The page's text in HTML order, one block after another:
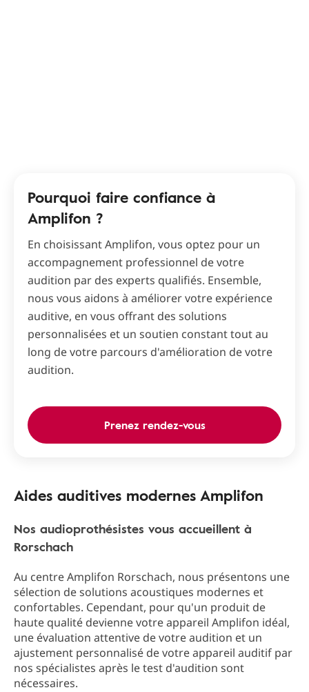
Pourquoi faire confiance à
Amplifon ?
En choisissant Amplifon, vous optez pour un
accompagnement professionnel de votre
audition par des experts qualifiés. Ensemble,
nous vous aidons à améliorer votre expérience
auditive, en vous offrant des solutions
personnalisées et un soutien constant tout au
long de votre parcours d'amélioration de votre
audition.
Prenez rendez-vous
Aides auditives modernes Amplifon
Nos audioprothésistes vous accueillent à
Rorschach
Au centre Amplifon Rorschach, nous présentons une
sélection de solutions acoustiques modernes et
confortables. Cependant, pour qu'un produit de
haute qualité devienne votre appareil Amplifon idéal,
une évaluation attentive de votre audition et un
ajustement personnalisé de votre appareil auditif par
nos spécialistes après le test d'audition sont
nécessaires.